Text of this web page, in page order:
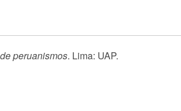
peruanismos. Lima: UAP.